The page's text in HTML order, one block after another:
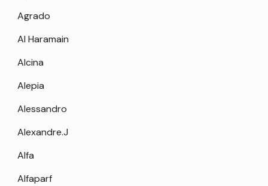
Agrado
Al Haramain
Alcina
Alepia
Alessandro
Alexandre.J
Alfa
Alfaparf